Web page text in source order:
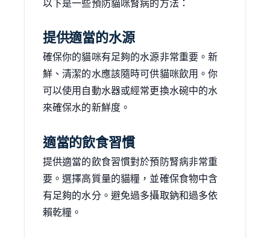
以下是一些預防貓咪腎病的方法：
提供適當的水源
確保你的貓咪有足夠的水源非常重要。新
鮮、清潔的水應該隨時可供貓咪飲用。你
可以使用自動水器或經常更換水碗中的水
來確保水的新鮮度。
適當的飲食習慣
提供適當的飲食習慣對於預防腎病非常重
要。選擇高質量的貓糧，並確保食物中含
有足夠的水分。避免過多攝取鈉和過多依
賴乾糧。